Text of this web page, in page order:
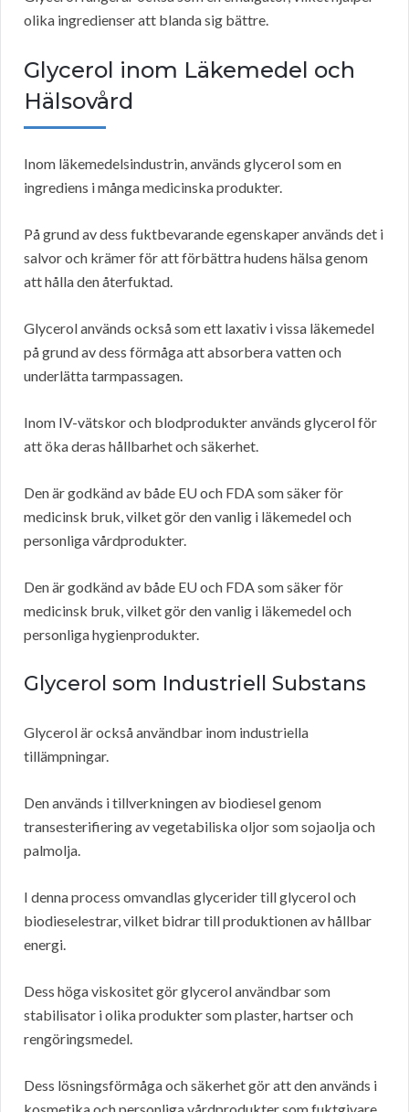
olika ingredienser att blanda sig bättre.
Glycerol inom Läkemedel och
Hälsovård
Inom läkemedelsindustrin, används glycerol som en
ingrediens i många medicinska produkter.
På grund av dess fuktbevarande egenskaper används det i
salvor och krämer för att förbättra hudens hälsa genom
att hålla den återfuktad.
Glycerol används också som ett laxativ i vissa läkemedel
på grund av dess förmåga att absorbera vatten och
underlätta tarmpassagen.
Inom IV-vätskor och blodprodukter används glycerol för
att öka deras hållbarhet och säkerhet.
Den är godkänd av både EU och FDA som säker för
medicinsk bruk, vilket gör den vanlig i läkemedel och
personliga vårdprodukter.
Den är godkänd av både EU och FDA som säker för
medicinsk bruk, vilket gör den vanlig i läkemedel och
personliga hygienprodukter.
Glycerol som Industriell Substans
Glycerol är också användbar inom industriella
tillämpningar.
Den används i tillverkningen av biodiesel genom
transesterifiering av vegetabiliska oljor som sojaolja och
palmolja.
I denna process omvandlas glycerider till glycerol och
biodieselestrar, vilket bidrar till produktionen av hållbar
energi.
Dess höga viskositet gör glycerol användbar som
stabilisator i olika produkter som plaster, hartser och
rengöringsmedel.
Dess lösningsförmåga och säkerhet gör att den används i